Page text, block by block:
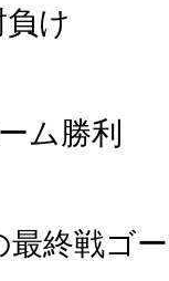
け
ム勝利
最終戦ゴ